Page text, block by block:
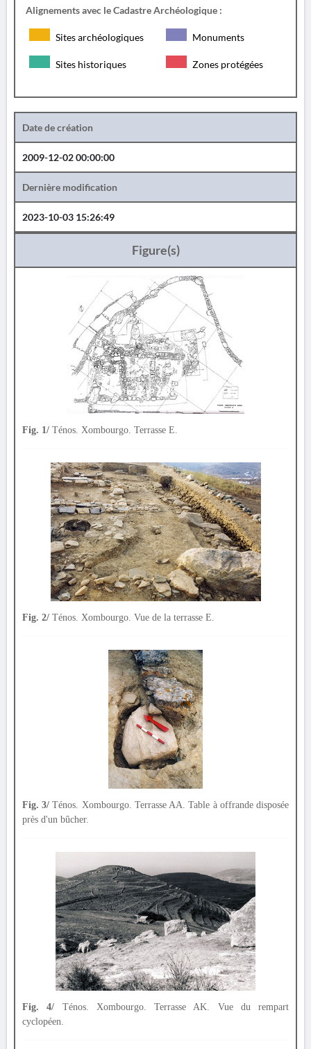
Alignements avec le Cadastre Archéologique :
Sites archéologiques Monuments
Sites historiques Zones protégées
Date de création
2009-12-02 00:00:00
Dernière modification
2023-10-03 15:26:49
Figure(s)
Fig. 1/ Ténos. Xombourgo. Terrasse E.
Fig. 2/ Ténos. Xombourgo. Vue de la terrasse E.
Fig. 3/ Ténos. Xombourgo. Terrasse AA. Table à offrande disposée
près d'un bûcher.
Fig. 4/ Ténos. Xombourgo. Terrasse AK. Vue du rempart
cyclopéen.